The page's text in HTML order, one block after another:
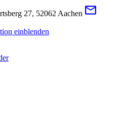
27, 52062 Aachen
einblenden